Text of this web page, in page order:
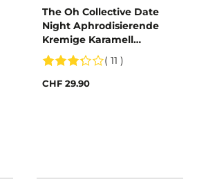
The Oh Collective Date
Night Aphrodisierende
Kremige Karamell
Bonbons
( 11 )
CHF 29.90